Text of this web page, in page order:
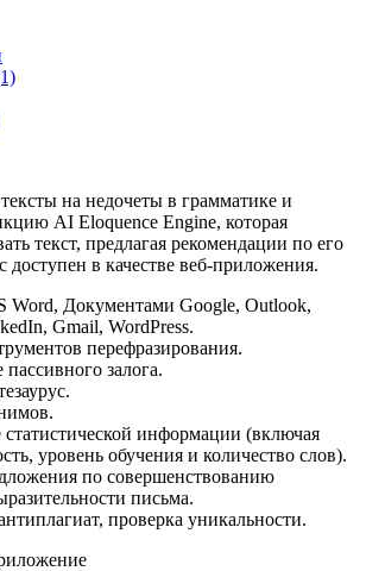
на недочеты в грамматике и
AI Eloquence Engine, которая
текст, предлагая рекомендации по его
в качестве веб-приложения.
Word, Документами Google, Outlook,
Gmail, WordPress.
перефразирования.
залога.
информации (включая
уровень обучения и количество слов).
по совершенствованию
письма.
проверка уникальности.